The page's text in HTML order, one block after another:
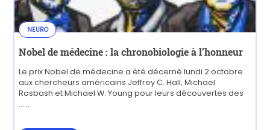
NEURO
Nobel de médecine : la chronobiologie à l’honneur
Le prix Nobel de médecine a été décerné lundi 2 octobre
aux chercheurs américains Jeffrey C. Hall, Michael
Rosbash et Michael W. Young pour leurs découvertes des
......